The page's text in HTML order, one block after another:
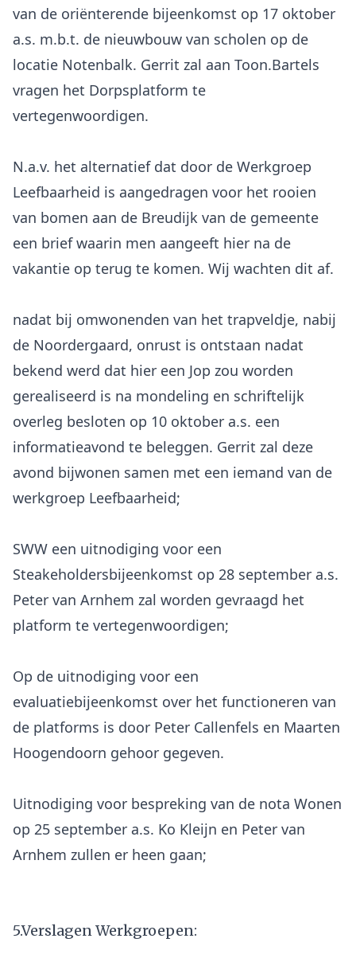
van de oriënterende bijeenkomst op 17 oktober
a.s. m.b.t. de nieuwbouw van scholen op de
locatie Notenbalk. Gerrit zal aan Toon.Bartels
vragen het Dorpsplatform te
vertegenwoordigen.
N.a.v. het alternatief dat door de Werkgroep
Leefbaarheid is aangedragen voor het rooien
van bomen aan de Breudijk van de gemeente
een brief waarin men aangeeft hier na de
vakantie op terug te komen. Wij wachten dit af.
nadat bij omwonenden van het trapveldje, nabij
de Noordergaard, onrust is ontstaan nadat
bekend werd dat hier een Jop zou worden
gerealiseerd is na mondeling en schriftelijk
overleg besloten op 10 oktober a.s. een
informatieavond te beleggen. Gerrit zal deze
avond bijwonen samen met een iemand van de
werkgroep Leefbaarheid;
SWW een uitnodiging voor een
Steakeholdersbijeenkomst op 28 september a.s.
Peter van Arnhem zal worden gevraagd het
platform te vertegenwoordigen;
Op de uitnodiging voor een
evaluatiebijeenkomst over het functioneren van
de platforms is door Peter Callenfels en Maarten
Hoogendoorn gehoor gegeven.
Uitnodiging voor bespreking van de nota Wonen
op 25 september a.s. Ko Kleijn en Peter van
Arnhem zullen er heen gaan;
5.Verslagen Werkgroepen: